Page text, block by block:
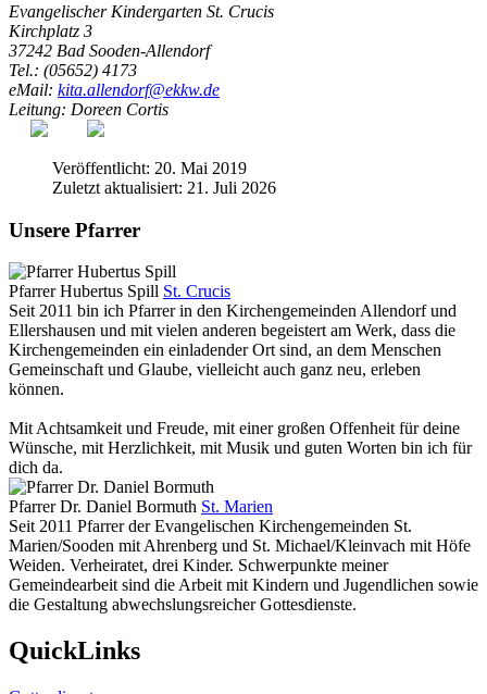
Evangelischer Kindergarten St. Crucis
Kirchplatz 3
37242 Bad Sooden-Allendorf
Tel.: (05652) 4173
eMail: kita.allendorf@ekkw.de
Leitung: Doreen Cortis
Veröffentlicht: 20. Mai 2019
Zuletzt aktualisiert: 21. Juli 2026
Unsere Pfarrer
Pfarrer Hubertus Spill St. Crucis
Seit 2011 bin ich Pfarrer in den Kirchengemeinden Allendorf und
Ellershausen und mit vielen anderen begeistert am Werk, dass die
Kirchengemeinden ein einladender Ort sind, an dem Menschen
Gemeinschaft und Glaube, vielleicht auch ganz neu, erleben
können.
Mit Achtsamkeit und Freude, mit einer großen Offenheit für deine
Wünsche, mit Herzlichkeit, mit Musik und guten Worten bin ich für
dich da.
Pfarrer Dr. Daniel Bormuth St. Marien
Seit 2011 Pfarrer der Evangelischen Kirchengemeinden St.
Marien/Sooden mit Ahrenberg und St. Michael/Kleinvach mit Höfe
Weiden. Verheiratet, drei Kinder. Schwerpunkte meiner
Gemeindearbeit sind die Arbeit mit Kindern und Jugendlichen sowie
die Gestaltung abwechslungsreicher Gottesdienste.
QuickLinks